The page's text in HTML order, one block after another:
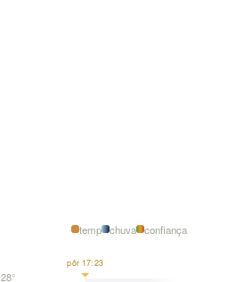
temp chuva confiança
28°
pôr 17:23